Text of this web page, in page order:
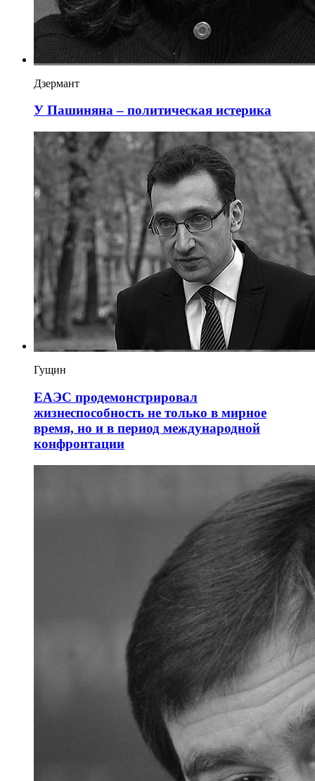
Дзермант
У Пашиняна – политическая истерика
Гущин
ЕАЭС продемонстрировал
жизнеспособность не только в мирное
время, но и в период международной
конфронтации